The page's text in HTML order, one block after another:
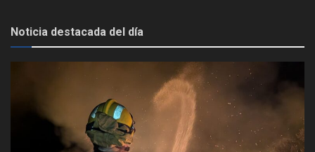
Noticia destacada del día